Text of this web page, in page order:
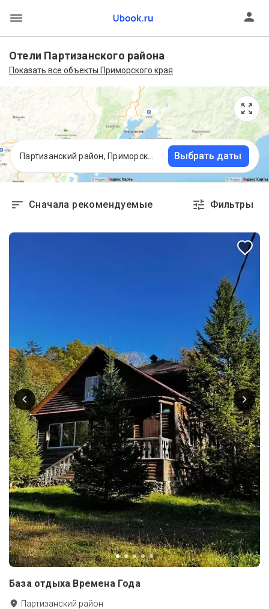
Отели Партизанского района
Показать все объекты Приморского края
Выбрать даты
Сначала рекомендуемые Фильтры
База отдыха Времена Года
Партизанский район